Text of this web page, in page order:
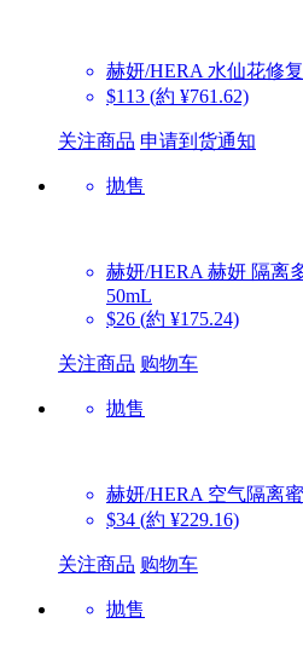
赫妍/HERA 水仙花修
$113 (約 ¥761.62)
关注商品 申请到货通知
抛售
赫妍/HERA 赫妍 隔离
50mL
$26 (約 ¥175.24)
关注商品 购物车
抛售
赫妍/HERA 空气隔离
$34 (約 ¥229.16)
关注商品 购物车
抛售